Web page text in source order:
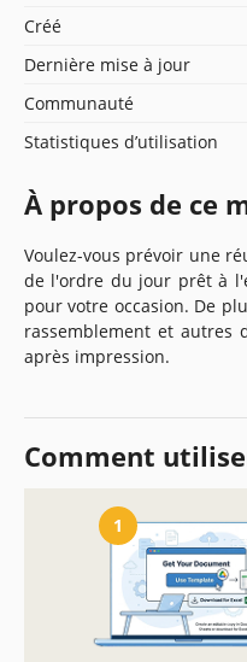
Créé
Dernière mise à jour
Communauté
Statistiques d’utilisation
À propos de ce
Voulez-vous prévoir une
de l'ordre du jour prêt à
pour votre occasion. De
rassemblement et autres
après impression.
Comment
1